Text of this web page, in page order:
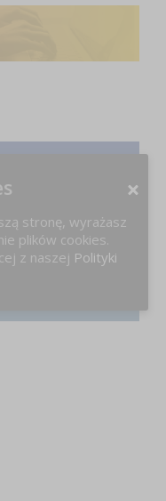
stronę, wyrażasz
plików cookies.
z naszej Polityki